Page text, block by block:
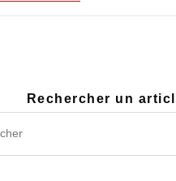
Rechercher un